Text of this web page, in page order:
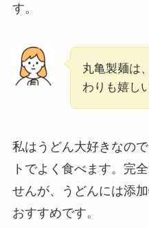
す。
丸亀製麺は
わりも嬉し
私はうどん大好きなの
トでよく食べます。完
せんが、うどんには添
おすすめです。